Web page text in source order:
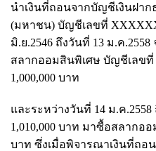
นำเงินที่ถอนจากบัญชีเงินฝา
(มหาชน) บัญชีเลขที่
มิ.ย.2546 ถึงวันที่ 13 ม.ค
สลากออมสินพิเศษ บัญชีเลข
1,000,000 บาท
และระหว่างวันที่ 14 ม.ค
1,010,000 บาท มาซื้อสลากอ
บาท ซึ่งเมื่อพิจารณาเงินที่ถอ